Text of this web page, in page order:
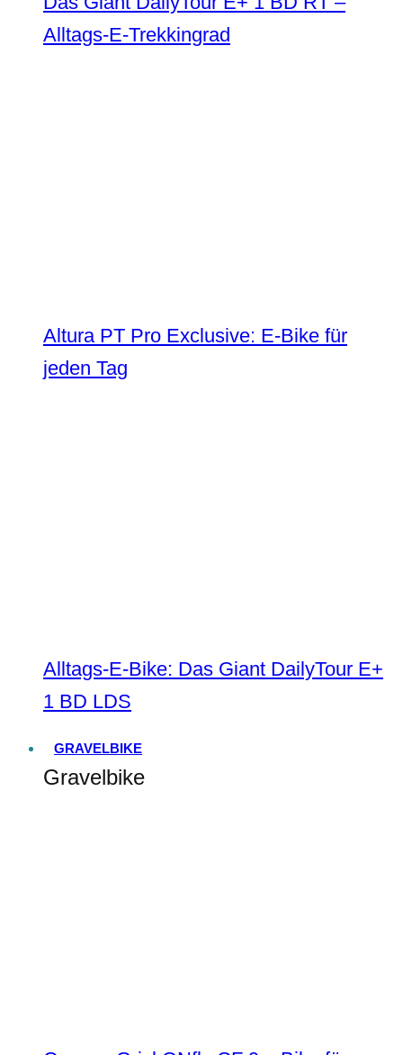
Alltags-E-Trekkingrad
Altura PT Pro Exclusive: E-Bike für
jeden Tag
Alltags-E-Bike: Das Giant DailyTour E+
1 BD LDS
GRAVELBIKE
Gravelbike